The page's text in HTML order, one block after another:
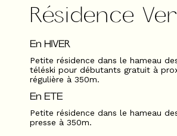
Résidence
En HIVER
Petite résidence dans le hameau
téléski pour débutants gratuit à
régulière à 350m.
En ETE
Petite résidence dans le hameau
presse à 350m.